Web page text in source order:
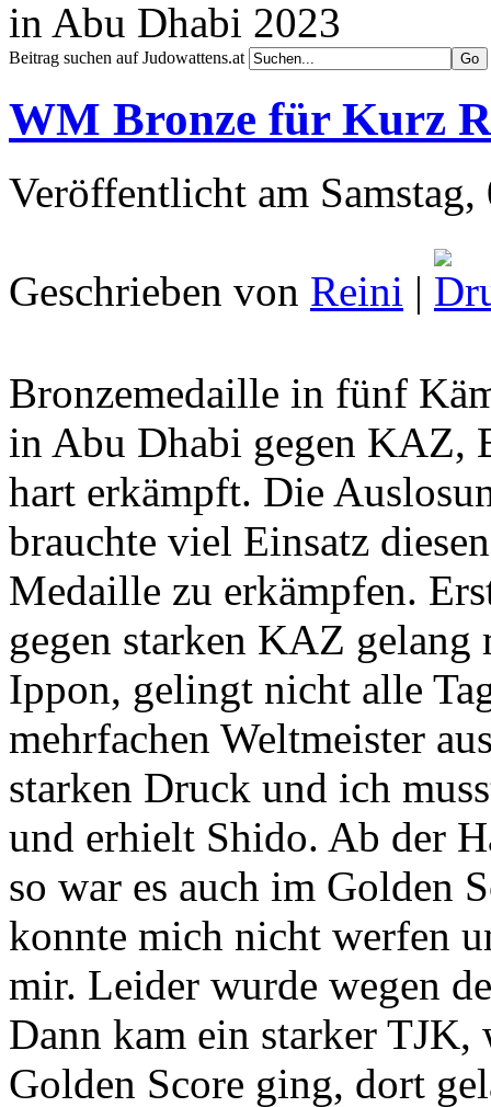
in Abu Dhabi 2023
Beitrag suchen auf Judowattens.at
WM Bronze für Kurz
Veröffentlicht am
Geschrieben von Reini |
Bronzemedaille in fünf
in Abu Dhabi gegen KAZ,
hart erkämpft. Die
brauchte viel Einsatz
Medaille zu erkämpfen.
gegen starken KAZ
Ippon, gelingt nicht alle
mehrfachen Weltmeister
starken Druck und ich
und erhielt Shido. Ab der
so war es auch im Golden
konnte mich nicht werfen
mir. Leider wurde wegen
Dann kam ein starker
Golden Score ging, dort